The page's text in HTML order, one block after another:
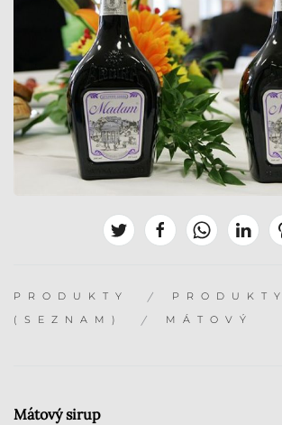
PRODUKTY
PRODUKTY
(SEZNAM)
MÁTOVÝ
Mátový sirup